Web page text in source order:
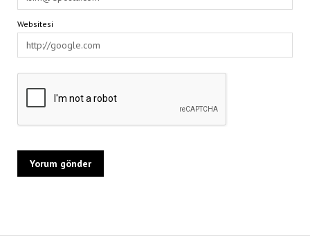
Websitesi